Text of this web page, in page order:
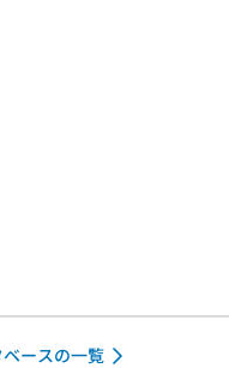
ースの一覧